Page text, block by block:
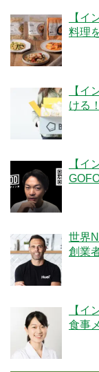
【イ
料理
【イ
ける
【イ
世界
創業
【イ
食事